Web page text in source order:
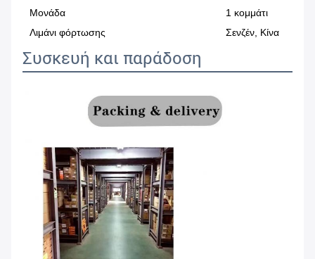
Μονάδα
1 κομμάτι
Λιμάνι φόρτωσης
Σενζέν, Κίνα
Συσκευή και παράδοση